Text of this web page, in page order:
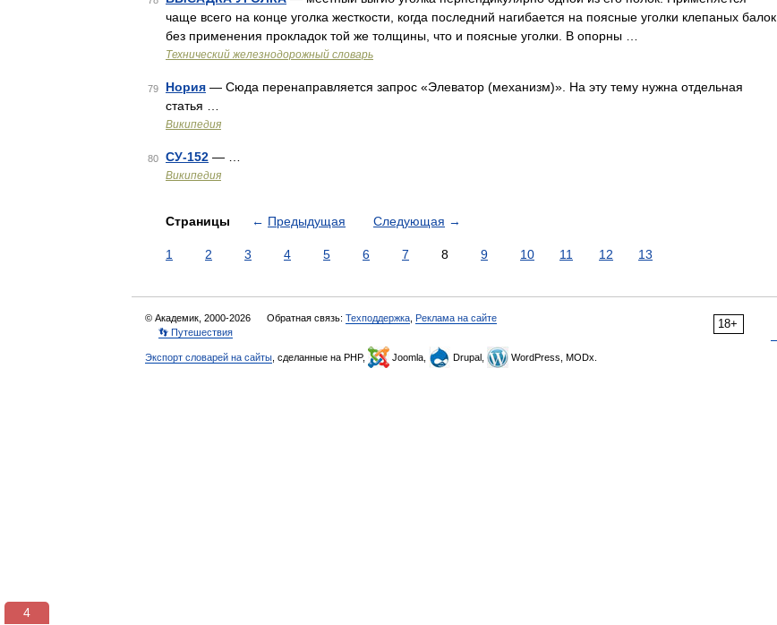
чаще всего на конце уголка жесткости, когда последний нагибается на поясные уголки клепаных балок
без применения прокладок той же толщины, что и поясные уголки. В опорны …
Технический железнодорожный словарь
79 Нория — Сюда перенаправляется запрос «Элеватор (механизм)». На эту тему нужна отдельная
статья …
Википедия
80 СУ-152 — …
Википедия
Страницы ← Предыдущая Следующая →
1 2 3 4 5 6 7 8 9 10 11 12 13
18+
© Академик, 2000-2026 Обратная связь: Техподдержка Реклама на сайте
👣 Путешествия
Экспорт словарей на сайты , сделанные на PHP, Joomla, Drupal, WordPress, MODx.
3